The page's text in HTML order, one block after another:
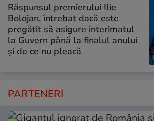
Răspunsul premierului Ilie
Bolojan, întrebat dacă este
pregătit să asigure interimatul
la Guvern până la finalul anului
și de ce nu pleacă
PARTENERI